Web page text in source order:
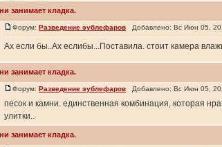
занимает кладка.
Форум: Разведение эублефаров Добавлено: Вс Июн 05,
Ах если бы..Ах еслибы...Поставила. стоит камера
занимает кладка.
Форум: Разведение эублефаров Добавлено: Вс Июн 05,
песок и камни. единственная комбинация, которая
улитки..
занимает кладка.